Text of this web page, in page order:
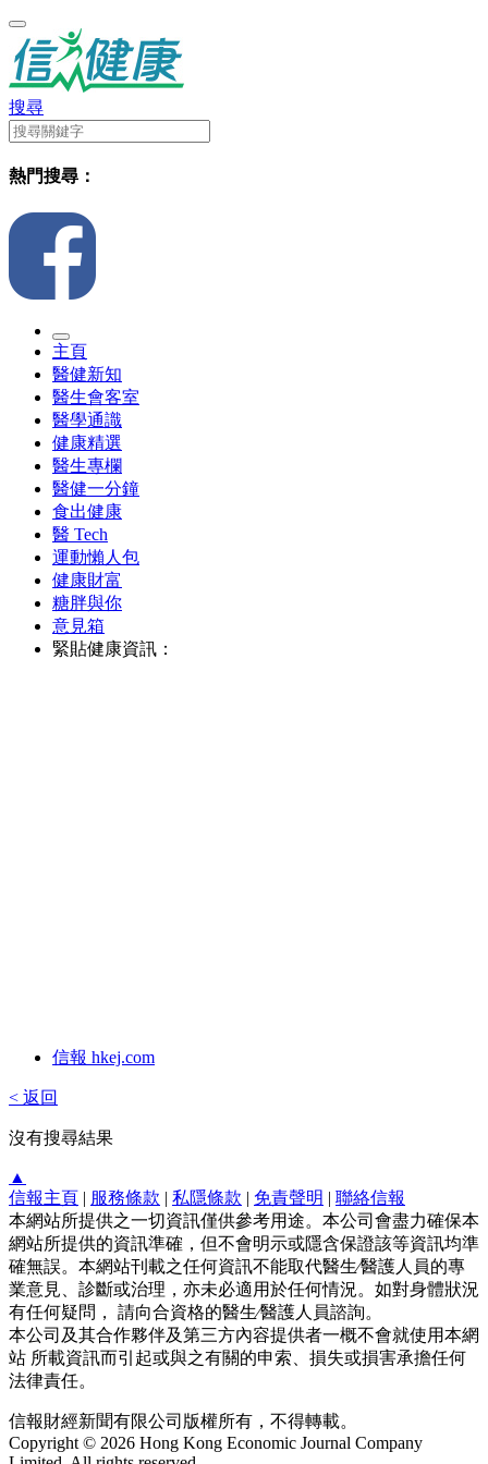
搜尋
熱門搜尋：
主頁
醫健新知
醫生會客室
醫學通識
健康精選
醫生專欄
醫健一分鐘
食出健康
醫 Tech
運動懶人包
健康財富
糖胖與你
意見箱
緊貼健康資訊：
信報 hkej.com
< 返回
沒有搜尋結果
▲
信報主頁 | 服務條款 | 私隱條款 | 免責聲明 | 聯絡信報
本網站所提供之一切資訊僅供參考用途。本公司會盡力確保本
網站所提供的資訊準確，但不會明示或隱含保證該等資訊均準
確無誤。本網站刊載之任何資訊不能取代醫生∕醫護人員的專
業意見、診斷或治理，亦未必適用於任何情況。如對身體狀況
有任何疑問， 請向合資格的醫生∕醫護人員諮詢。
本公司及其合作夥伴及第三方內容提供者一概不會就使用本網
站 所載資訊而引起或與之有關的申索、損失或損害承擔任何
法律責任。
信報財經新聞有限公司版權所有，不得轉載。
Copyright © 2026 Hong Kong Economic Journal Company